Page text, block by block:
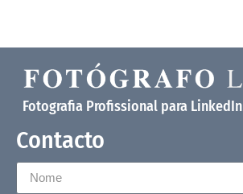
Fotografia Profissional para LinkedIn
Contacto